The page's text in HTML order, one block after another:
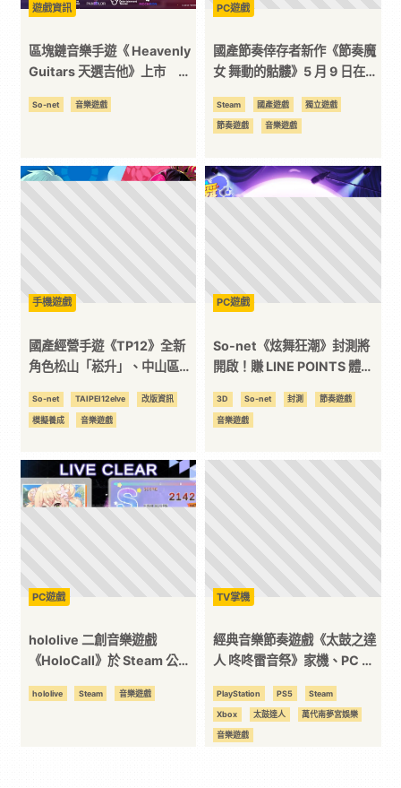
訊
平
遊戲資訊
區塊鏈音樂手遊《 Heavenly
Guitars 天選吉他》上市 登
現舞台魅力 隨時隨地演出你
So-net 音樂遊戲
PC遊戲
國產節奏倖存者新作《節奏魔
女 舞動的骷髏》5 月 9 日在
Steam 國產遊戲 獨立遊戲
節奏遊戲 音樂遊戲
手機遊戲
國產經營手遊《TP12》全新
角色松山「崧升」、中山區
神河智媛現身 PV
So-net TAIPEI12elve 改版資訊
模擬養成 音樂遊戲
PC遊戲
So-net《炫舞狂潮》封測將
開啟！賺 LINE POINTS 體驗
3D So-net 封測 節奏遊戲
音樂遊戲
PC遊戲
hololive 二創音樂遊戲
《HoloCall》於 Steam 公
極限！
hololive Steam 音樂遊戲
TV掌機
經典音樂節奏遊戲《太鼓之達
人 咚咚雷音祭》家機、PC 版
PlayStation PS5 Steam
Xbox 太鼓達人 萬代南夢宮娛樂
音樂遊戲